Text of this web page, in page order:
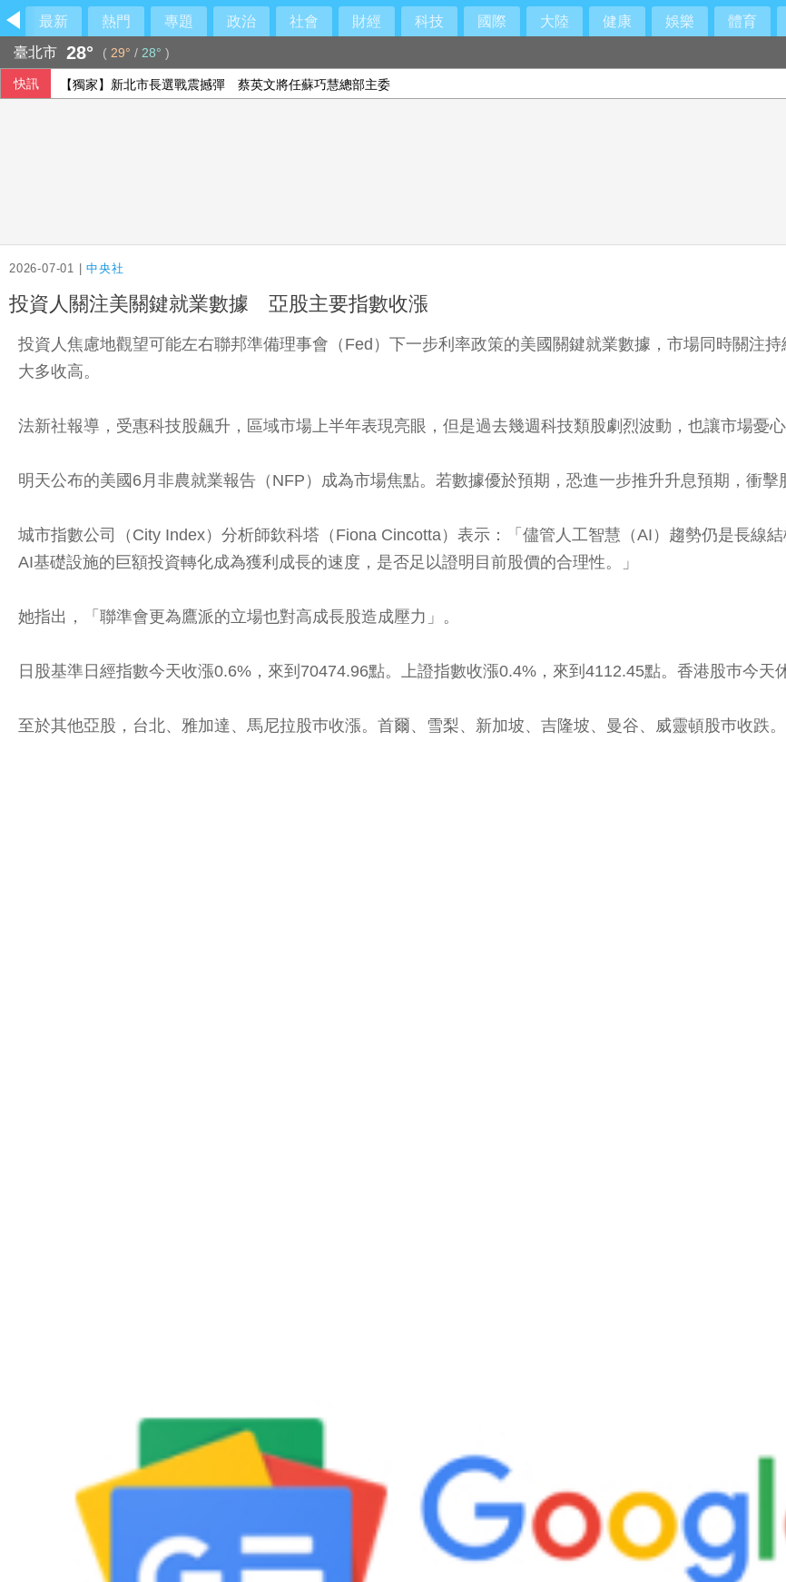
最新 熱門 專題 政治 社會 財經 科技 國際 大陸 健康 娛樂 體育
臺北市 28° ( 29° / 28° )
快訊 【獨家】新北市長選戰震撼彈 蔡英文將任蘇巧慧總部主委
2026-07-01 |中央社
投資人關注美關鍵就業數據 亞股主要指數收漲
投資人焦慮地觀望可能左右聯邦準備理事會（Fed）下一步利率政策的美國關鍵就業數據，市場同時關注
大多收高。
法新社報導，受惠科技股飆升，區域市場上半年表現亮眼，但是過去幾週科技類股劇烈波動，也讓市場憂心
明天公布的美國6月非農就業報告（NFP）成為市場焦點。若數據優於預期，恐進一步推升升息預期，衝擊
城市指數公司（City Index）分析師欽科塔（Fiona Cincotta）表示：「儘管人工智慧（AI）趨勢仍是長線
AI基礎設施的巨額投資轉化成為獲利成長的速度，是否足以證明目前股價的合理性。」
她指出，「聯準會更為鷹派的立場也對高成長股造成壓力」。
日股基準日經指數今天收漲0.6%，來到70474.96點。上證指數收漲0.4%，來到4112.45點。香港股巿今天
至於其他亞股，台北、雅加達、馬尼拉股巿收漲。首爾、雪梨、新加坡、吉隆坡、曼谷、威靈頓股巿收跌。